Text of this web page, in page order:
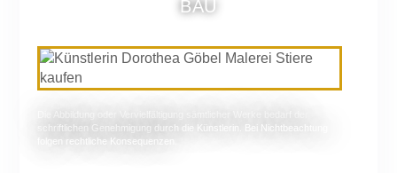
BAU
schriftlichen Genehmigung durch die Künstlerin. Bei Nichtbeachtung
folgen rechtliche Konsequenzen.